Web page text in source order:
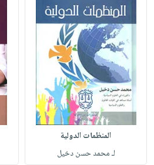
مطرزات
حقائب
حلي
عناية
بالذات
صابون
أطفال
مناسبات
حدود
وفرات
عن
الشركة
سياسة
الشركة
فيديوهات
أسئلة
طرحها
حسابك
لائحة
الأمنيات
عربة
التسوقالمنظمات الدولية
لـ محمد حسن دخيل